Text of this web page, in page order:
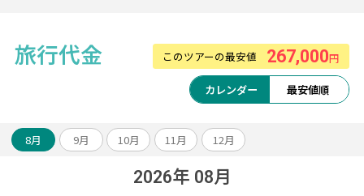
欧州各都市との周遊アレンジや、宿泊数の変
ホテルアップグレード・変更もお問い合わせ
旅行代金 このツアーの最安値 267,000円
カレンダー 最安値順
8月 9月 10月 11月 12月
2026年 08月